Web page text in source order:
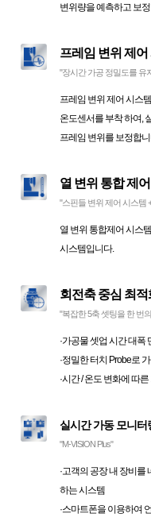
변위량을 예측하고 보
프레임 변위 제어
"장시간 가공 정밀도를 유
프레임 변위 제어 시스
온도센서를 부착 하여,
프레임 변위를 보정합니
열 변위 통합 제
"스핀들 변위 제어 시스템
열 변위 통합제어 시스
시스템입니다.
회전축 중심 최
"복잡한 5축 셋팅을 한 번
·가공물 셋업 시간 대
·정밀한 터치 Probe로
·시간 / 온도 변화에 따
실시간 가동 모니터
"M-VISION Plus"
·고객의 공장 내 장비
하는 시스템
·스마트폰을 이용하여